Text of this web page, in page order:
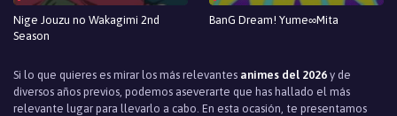
Nige Jouzu no Wakagimi 2nd
Season
BanG Dream! Yume∞Mita
Si lo que quieres es mirar los más relevantes animes del 2026 y de
diversos años previos, podemos aseverarte que has hallado el más
relevante lugar para llevarlo a cabo. En esta ocasión, te presentamos